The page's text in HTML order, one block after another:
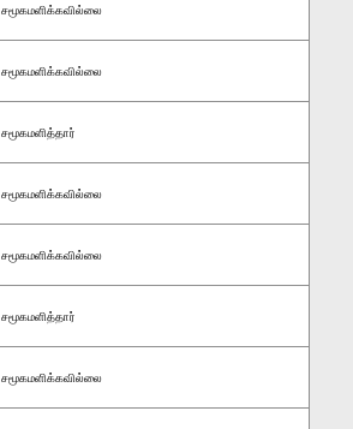
சமூகமளிக்கவில்லை
சமூகமளிக்கவில்லை
சமூகமளித்தார்
சமூகமளிக்கவில்லை
சமூகமளிக்கவில்லை
சமூகமளித்தார்
சமூகமளிக்கவில்லை